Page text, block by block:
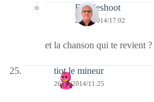
Bernieshoot
27/11/2014/17:02
et la chanson qui te revient ?
tiot le mineur
26/11/2014/11:25